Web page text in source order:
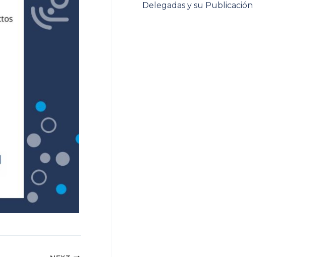
Delegadas y su Publicación